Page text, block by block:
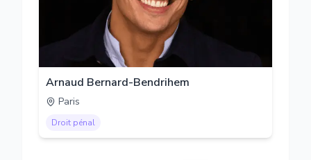
Arnaud Bernard-Bendrihem
Paris
Droit pénal